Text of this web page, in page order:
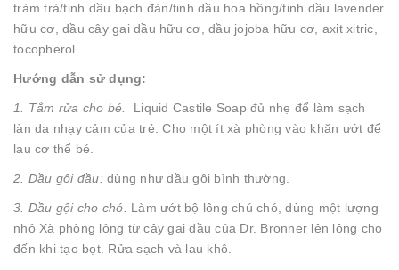
tràm trà/tinh dầu bạch đàn/tinh dầu hoa hồng/tinh dầu lavender
hữu cơ, dầu cây gai dầu hữu cơ, dầu jojoba hữu cơ, axit xitric,
tocopherol.
Hướng dẫn sử dụng:
1. Tắm rửa cho bé.
Liquid Castile Soap đủ nhẹ để làm sạch
làn da nhạy cảm của trẻ. Cho một ít xà phòng vào khăn ướt để
lau cơ thể bé.
2. Dầu gội đầu: dùng như dầu gội bình thường.
3. Dầu gội cho chó. Làm ướt bộ lông chú chó, dùng một lượng
nhỏ Xà phòng lỏng từ cây gai dầu của Dr. Bronner lên lông cho
đến khi tạo bọt. Rửa sạch và lau khô.